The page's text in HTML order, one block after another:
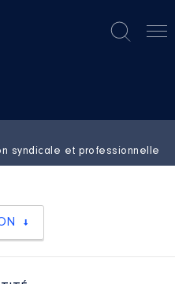
syndicale et professionnelle